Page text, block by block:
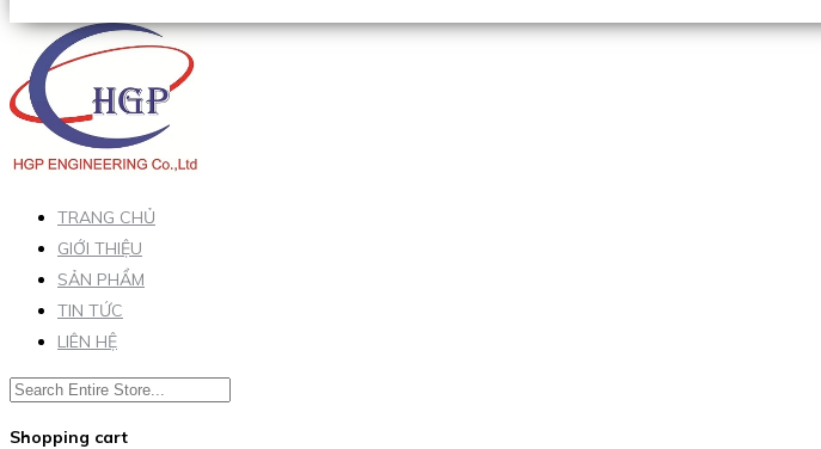
TRANG CHỦ
GIỚI THIỆU
SẢN PHẨM
TIN TỨC
LIÊN HỆ
Shopping cart